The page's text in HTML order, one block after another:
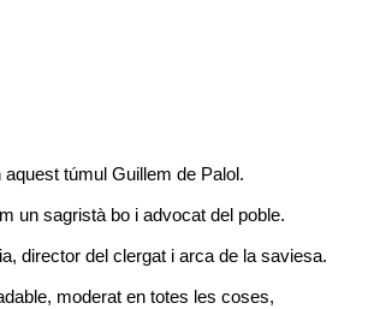
aquest túmul Guillem de Palol.
un sagristà bo i advocat del poble.
director del clergat i arca de la saviesa.
moderat en totes les coses,